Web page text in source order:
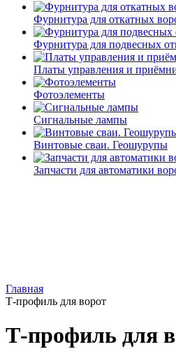
Фурнитура для откатных
Фурнитура для подвесных
Платы управления и
Фотоэлементы
Сигнальные лампы
Винтовые сваи. Геошурупы
Запчасти для автоматики
Главная
Т-профиль для ворот
Т-профиль для